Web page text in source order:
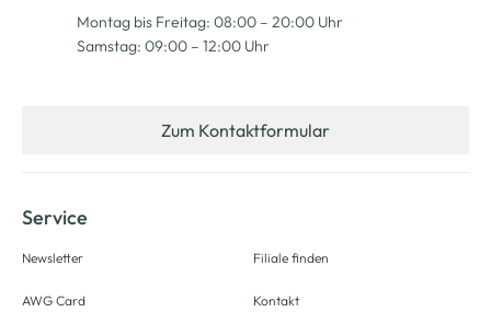
Montag bis Freitag: 08:00 – 20:00 Uhr
Samstag: 09:00 – 12:00 Uhr
Zum Kontaktformular
Service
Newsletter
AWG Card
Filiale finden
Kontakt